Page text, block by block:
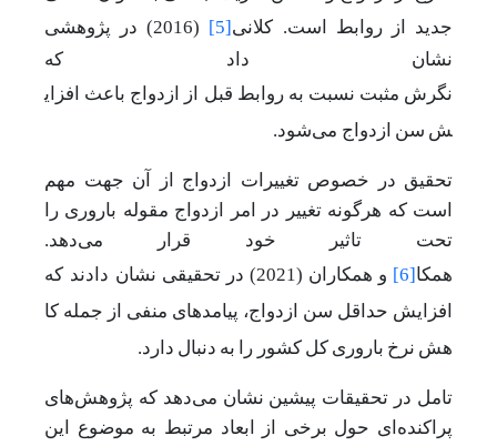
جدید از روابط است. کلانی [5]
(2016) در پژوهشی
نشان داد که
نگرش مثبت نسبت به روابط قبل از ازدواج باعث افزای
ش سن ازدواج می‌شود.
تحقیق در خصوص تغییرات ازدواج از آن جهت مهم
است که هرگونه تغییر در امر ازدواج مقوله باروری را
تحت تاثیر خود قرار می‌دهد.
همکا [6] و همکاران (2021) در تحقیقی نشان دادند که
افزایش حداقل سن ازدواج، پیامدهای منفی از جمله کا
هش نرخ باروری کل کشور را به دنبال دارد.
تامل در تحقیقات پیشین نشان می‌دهد که پژوهش‌های
پراکنده‌ای حول برخی از ابعاد مرتبط به موضوع این